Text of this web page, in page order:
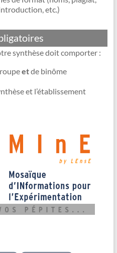
etc.)
synthèse doit comporter :
etde binôme
et l’établissement